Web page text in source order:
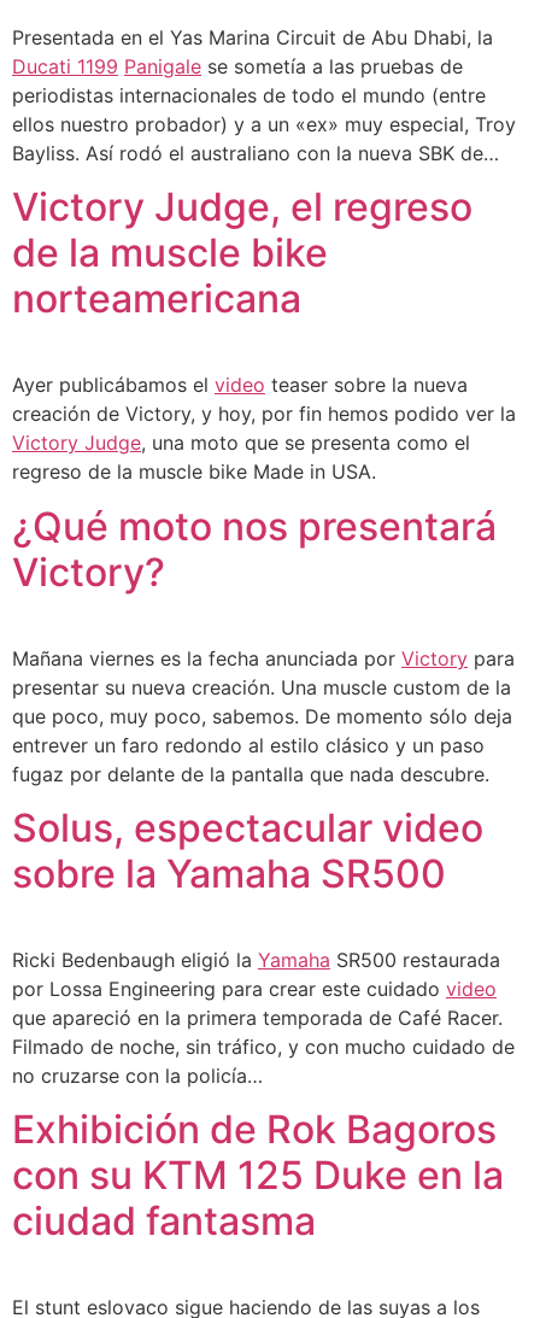
Presentada en el Yas Marina Circuit de Abu Dhabi, la
Ducati 1199 Panigale se sometía a las pruebas de
periodistas internacionales de todo el mundo (entre
ellos nuestro probador) y a un «ex» muy especial, Troy
Bayliss. Así rodó el australiano con la nueva SBK de…
Victory Judge, el regreso
de la muscle bike
norteamericana
Ayer publicábamos el video teaser sobre la nueva
creación de Victory, y hoy, por fin hemos podido ver la
Victory Judge, una moto que se presenta como el
regreso de la muscle bike Made in USA.
¿Qué moto nos presentará
Victory?
Mañana viernes es la fecha anunciada por Victory para
presentar su nueva creación. Una muscle custom de la
que poco, muy poco, sabemos. De momento sólo deja
entrever un faro redondo al estilo clásico y un paso
fugaz por delante de la pantalla que nada descubre.
Solus, espectacular video
sobre la Yamaha SR500
Ricki Bedenbaugh eligió la Yamaha SR500 restaurada
por Lossa Engineering para crear este cuidado video
que apareció en la primera temporada de Café Racer.
Filmado de noche, sin tráfico, y con mucho cuidado de
no cruzarse con la policía…
Exhibición de Rok Bagoros
con su KTM 125 Duke en la
ciudad fantasma
El stunt eslovaco sigue haciendo de las suyas a los